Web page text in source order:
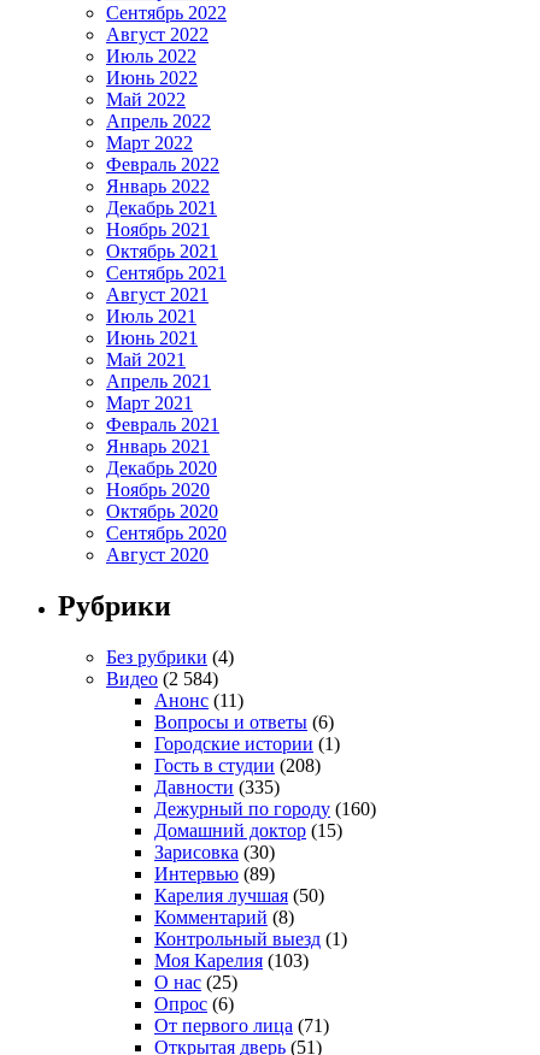
Сентябрь 2022
Август 2022
Июль 2022
Июнь 2022
Май 2022
Апрель 2022
Март 2022
Февраль 2022
Январь 2022
Декабрь 2021
Ноябрь 2021
Октябрь 2021
Сентябрь 2021
Август 2021
Июль 2021
Июнь 2021
Май 2021
Апрель 2021
Март 2021
Февраль 2021
Январь 2021
Декабрь 2020
Ноябрь 2020
Октябрь 2020
Сентябрь 2020
Август 2020
Рубрики
Без рубрики (4)
Видео (2 584)
Анонс (11)
Вопросы и ответы (6)
Городские истории (1)
Гость в студии (208)
Давности (335)
Дежурный по городу (160)
Домашний доктор (15)
Зарисовка (30)
Интервью (89)
Карелия лучшая (50)
Комментарий (8)
Контрольный выезд (1)
Моя Карелия (103)
О нас (25)
Опрос (6)
От первого лица (71)
Открытая дверь (51)